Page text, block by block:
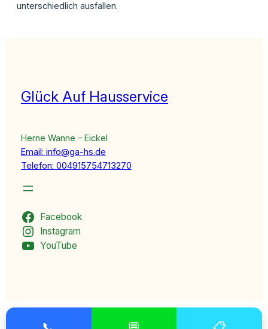
unterschiedlich ausfallen.
Glück Auf Hausservice
Herne Wanne – Eickel
Email: info@ga-hs.de
Telefon: 004915754713270
Facebook
Instagram
YouTube